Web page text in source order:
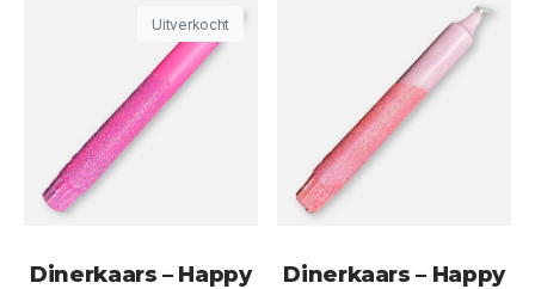
Uitverkocht
Dinerkaars – Happy
Dinerkaars – Happy